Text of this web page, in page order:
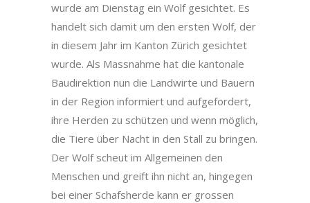
wurde am Dienstag ein Wolf gesichtet. Es
handelt sich damit um den ersten Wolf, der
in diesem Jahr im Kanton Zürich gesichtet
wurde. Als Massnahme hat die kantonale
Baudirektion nun die Landwirte und Bauern
in der Region informiert und aufgefordert,
ihre Herden zu schützen und wenn möglich,
die Tiere über Nacht in den Stall zu bringen.
Der Wolf scheut im Allgemeinen den
Menschen und greift ihn nicht an, hingegen
bei einer Schafsherde kann er grossen